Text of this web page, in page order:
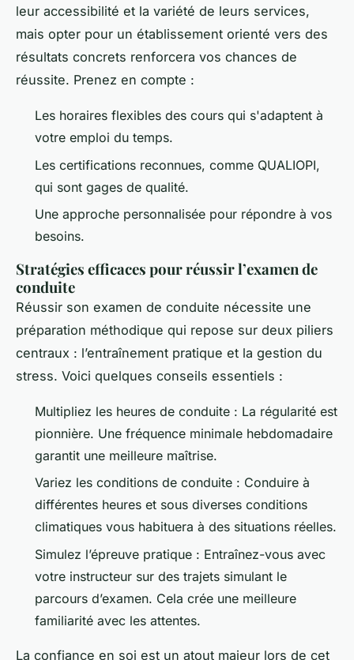
leur accessibilité et la variété de leurs services,
mais opter pour un établissement orienté vers des
résultats concrets renforcera vos chances de
réussite. Prenez en compte :
Les horaires flexibles des cours qui s'adaptent à
votre emploi du temps.
Les certifications reconnues, comme QUALIOPI,
qui sont gages de qualité.
Une approche personnalisée pour répondre à vos
besoins.
Stratégies efficaces pour réussir l’examen de
conduite
Réussir son examen de conduite nécessite une
préparation méthodique qui repose sur deux piliers
centraux : l’entraînement pratique et la gestion du
stress. Voici quelques conseils essentiels :
Multipliez les heures de conduite : La régularité est
pionnière. Une fréquence minimale hebdomadaire
garantit une meilleure maîtrise.
Variez les conditions de conduite : Conduire à
différentes heures et sous diverses conditions
climatiques vous habituera à des situations réelles.
Simulez l’épreuve pratique : Entraînez-vous avec
votre instructeur sur des trajets simulant le
parcours d’examen. Cela crée une meilleure
familiarité avec les attentes.
La confiance en soi est un atout majeur lors de cet